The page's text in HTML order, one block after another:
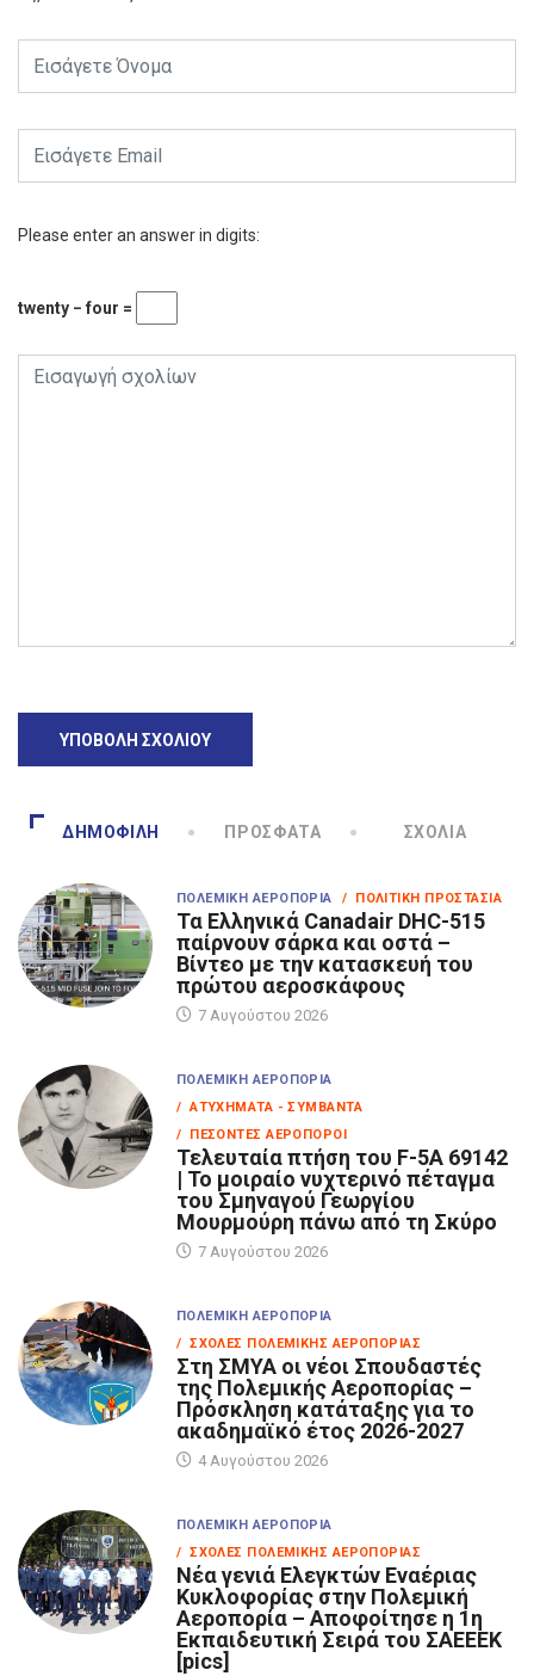
Please enter an answer in digits:
twenty − four =
ΔΗΜΟΦΙΛΉ ΠΡΌΣΦΑΤΑ ΣΧΌΛΙΑ
ΠΟΛΕΜΙΚΉ ΑΕΡΟΠΟΡΊΑ / ΠΟΛΙΤΙΚΉ ΠΡΟΣΤΑΣΊΑ
Τα Eλληνικά Canadair DHC-515
παίρνουν σάρκα και οστά –
Βίντεο με την κατασκευή του
πρώτου αεροσκάφους
7 Αυγούστου 2026
ΠΟΛΕΜΙΚΉ ΑΕΡΟΠΟΡΊΑ
/ ΑΤΥΧΉΜΑΤΑ - ΣΥΜΒΆΝΤΑ
/ ΠΕΣΌΝΤΕΣ ΑΕΡΟΠΌΡΟΙ
Τελευταία πτήση του F-5A 69142
| Το μοιραίο νυχτερινό πέταγμα
του Σμηναγού Γεωργίου
Μουρμούρη πάνω από τη Σκύρο
7 Αυγούστου 2026
ΠΟΛΕΜΙΚΉ ΑΕΡΟΠΟΡΊΑ
/ ΣΧΟΛΈΣ ΠΟΛΕΜΙΚΉΣ ΑΕΡΟΠΟΡΊΑΣ
Στη ΣΜΥΑ οι νέοι Σπουδαστές
της Πολεμικής Αεροπορίας –
Πρόσκληση κατάταξης για το
ακαδημαϊκό έτος 2026-2027
4 Αυγούστου 2026
ΠΟΛΕΜΙΚΉ ΑΕΡΟΠΟΡΊΑ
/ ΣΧΟΛΈΣ ΠΟΛΕΜΙΚΉΣ ΑΕΡΟΠΟΡΊΑΣ
Νέα γενιά Ελεγκτών Εναέριας
Κυκλοφορίας στην Πολεμική
Αεροπορία – Αποφοίτησε η 1η
Εκπαιδευτική Σειρά του ΣΑΕΕΕΚ
[pics]